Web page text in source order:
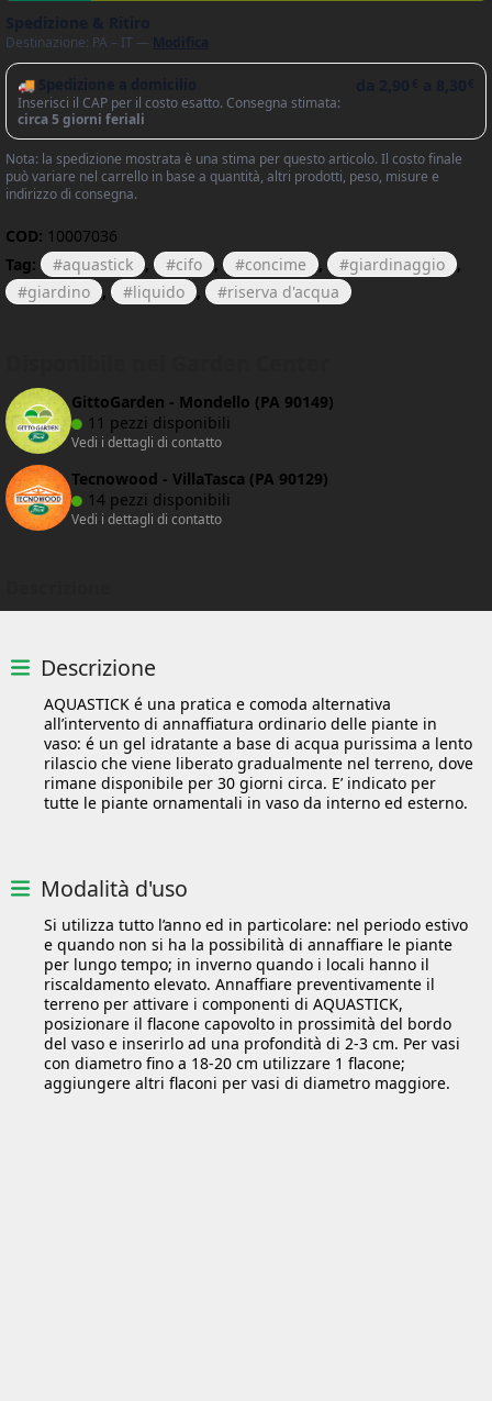
Destinazione: PA – IT —
🚚 Spedizione a domicilio
Inserisci il CAP per il costo esatto. Consegna stimata:
circa 5 giorni feriali
Nota: la spedizione mostrata è una stima per questo articolo. Il costo finale
può variare nel carrello in base a quantità, altri prodotti, peso, misure e
indirizzo di consegna.
COD: 10007036
Tag:
aquastick , cifo , concime , giardinaggio
,
giardino
, liquido , riserva d'acqua
GittoGarden - Mondello (PA 90149)
11 pezzi disponibili
Vedi i dettagli di contatto
Tecnowood - VillaTasca (PA 90129)
14 pezzi disponibili
Vedi i dettagli di contatto
Descrizione
AQUASTICK é una pratica e comoda alternativa
all’intervento di annaffiatura ordinario delle piante in
vaso: é un gel idratante a base di acqua purissima a lento
rilascio che viene liberato gradualmente nel terreno, dove
rimane disponibile per 30 giorni circa. E’ indicato per
tutte le piante ornamentali in vaso da interno ed esterno.
Modalità d'uso
Si utilizza tutto l’anno ed in particolare: nel periodo estivo
e quando non si ha la possibilità di annaffiare le piante
per lungo tempo; in inverno quando i locali hanno il
riscaldamento elevato. Annaffiare preventivamente il
terreno per attivare i componenti di AQUASTICK,
posizionare il flacone capovolto in prossimità del bordo
del vaso e inserirlo ad una profondità di 2-3 cm. Per vasi
con diametro fino a 18-20 cm utilizzare 1 flacone;
aggiungere altri flaconi per vasi di diametro maggiore.